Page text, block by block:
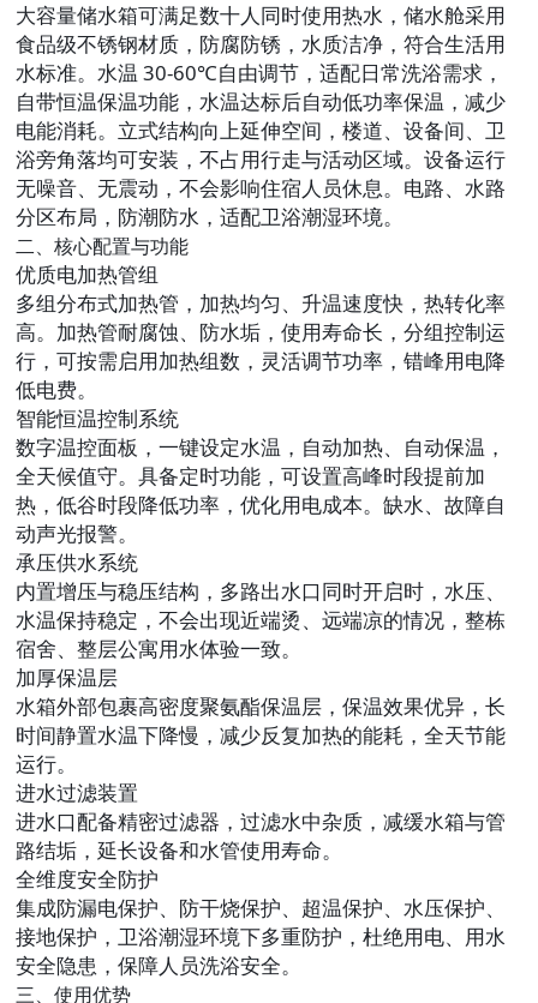
大容量储水箱可满足数十人同时使用热水，储水舱采用
食品级不锈钢材质，防腐防锈，水质洁净，符合生活用
水标准。水温 30-60℃自由调节，适配日常洗浴需求，
自带恒温保温功能，水温达标后自动低功率保温，减少
电能消耗。立式结构向上延伸空间，楼道、设备间、卫
浴旁角落均可安装，不占用行走与活动区域。设备运行
无噪音、无震动，不会影响住宿人员休息。电路、水路
分区布局，防潮防水，适配卫浴潮湿环境。
二、核心配置与功能
优质电加热管组
多组分布式加热管，加热均匀、升温速度快，热转化率
高。加热管耐腐蚀、防水垢，使用寿命长，分组控制运
行，可按需启用加热组数，灵活调节功率，错峰用电降
低电费。
智能恒温控制系统
数字温控面板，一键设定水温，自动加热、自动保温，
全天候值守。具备定时功能，可设置高峰时段提前加
热，低谷时段降低功率，优化用电成本。缺水、故障自
动声光报警。
承压供水系统
内置增压与稳压结构，多路出水口同时开启时，水压、
水温保持稳定，不会出现近端烫、远端凉的情况，整栋
宿舍、整层公寓用水体验一致。
加厚保温层
水箱外部包裹高密度聚氨酯保温层，保温效果优异，长
时间静置水温下降慢，减少反复加热的能耗，全天节能
运行。
进水过滤装置
进水口配备精密过滤器，过滤水中杂质，减缓水箱与管
路结垢，延长设备和水管使用寿命。
全维度安全防护
集成防漏电保护、防干烧保护、超温保护、水压保护、
接地保护，卫浴潮湿环境下多重防护，杜绝用电、用水
安全隐患，保障人员洗浴安全。
三、使用优势